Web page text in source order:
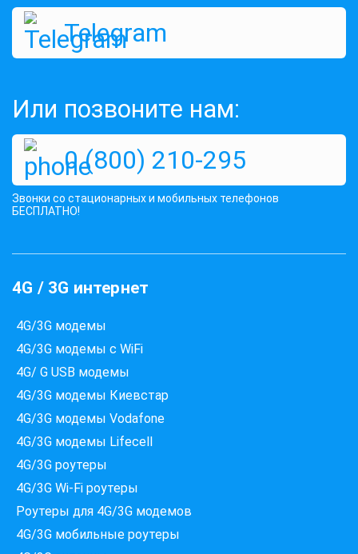
Оценок:508
Telegram
Или позвоните нам:
0 (800) 210-295
Звонки со стационарных и мобильных телефонов
БЕСПЛАТНО!
4G / 3G интернет
4G/3G модемы
4G/3G модемы с WiFi
4G/ G USB модемы
4G/3G модемы Киевстар
4G/3G модемы Vodafone
4G/3G модемы Lifecell
4G/3G роутеры
4G/3G Wi-Fi роутеры
Роутеры для 4G/3G модемов
4G/3G мобильные роутеры